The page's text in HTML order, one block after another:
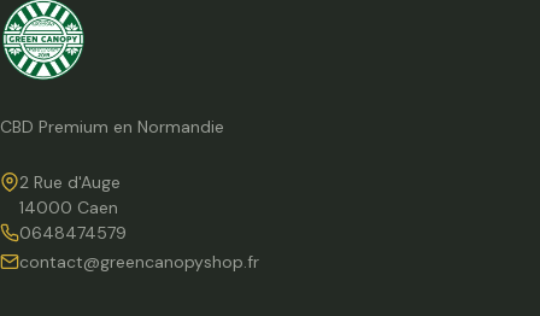
CBD Premium en Normandie
2 Rue d'Auge
14000 Caen
0648474579
contact@greencanopyshop.fr